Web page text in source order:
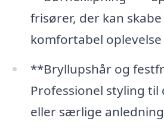
frisører, der kan
komfortabel
**Bryllupshår og
Professionel styling til
eller særlige